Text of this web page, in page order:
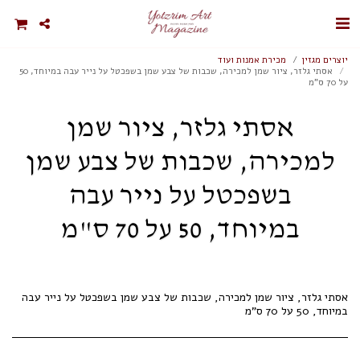
יוצרים מגזין
מכירת אמנות ועוד
אסתי גלזר, ציור שמן למכירה, שכבות של צבע שמן בשפכטל על נייר עבה במיוחד, 50
על 70 ס"מ
אסתי גלזר, ציור שמן
למכירה, שכבות של צבע שמן
בשפכטל על נייר עבה
במיוחד, 50 על 70 ס"מ
אסתי גלזר, ציור שמן למכירה, שכבות של צבע שמן בשפכטל על נייר עבה
במיוחד, 50 על 70 ס"מ